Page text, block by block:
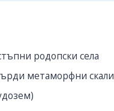
родопски села
метаморфни скали